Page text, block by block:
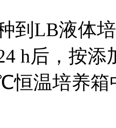
到LB液体
h后，按
恒温培养箱